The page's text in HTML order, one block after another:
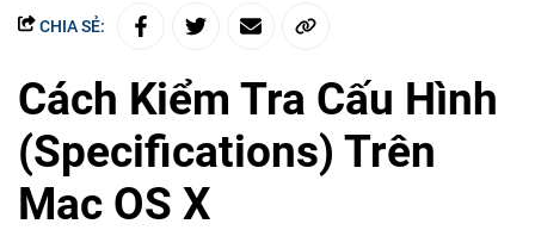
CHIA SẺ:
Cách Kiểm Tra Cấu Hình
(Specifications) Trên
Mac OS X